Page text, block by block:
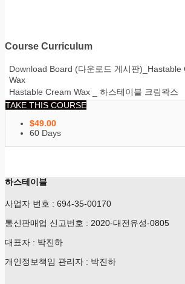
Course Curriculum
Download Board (다운로드 게시판)_Hastable
Wax
Hastable Cream Wax _ 하스테이블 크림왁스
TAKE THIS COURSE
$49.00
60 Days
하스테이블
사업자 번호 : 694-35-00170
통신판매업 신고번호 : 2020-대전유성-0805
대표자 : 박진하
개인정보책임 관리자 : 박진하